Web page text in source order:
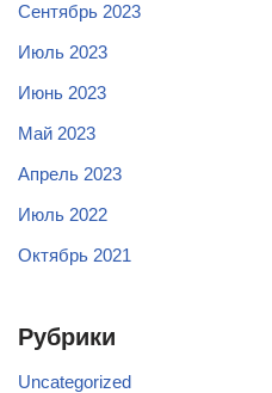
Сентябрь 2023
Июль 2023
Июнь 2023
Май 2023
Апрель 2023
Июль 2022
Октябрь 2021
Рубрики
Uncategorized